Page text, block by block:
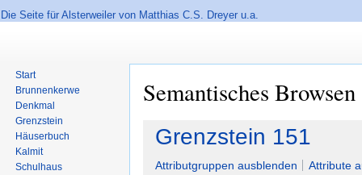
Die Seite für Alsterweiler von Matthias C.S. Dreyer u.a.
Semantisches Browsen
Zur
Navigation
springen
Zur
Suche
springen
Grenzstein 151
Attributgruppen ausblenden Attribute
Start
Brunnenkerwe
Denkmal
Grenzstein
Häuserbuch
Kalmit
Schulhaus